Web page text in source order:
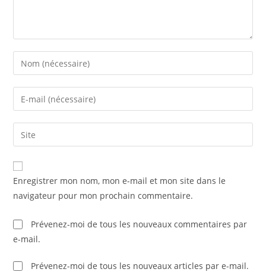
Enter
your
name
comment
Enter
your
email
address
comment
Saisir
l’URL
de
votre
(facultatif)
Enregistrer mon nom, mon e-mail et mon site dans le
navigateur pour mon prochain commentaire.
Prévenez-moi de tous les nouveaux commentaires par
e-mail.
Prévenez-moi de tous les nouveaux articles par e-mail.